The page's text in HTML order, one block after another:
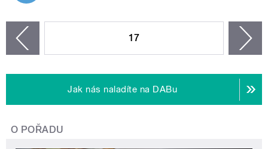
17
Jak nás naladíte na DABu
O POŘADU